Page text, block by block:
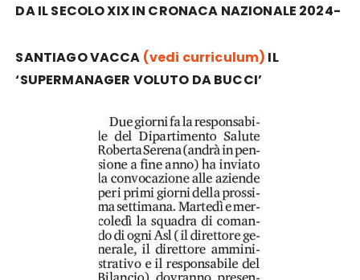
DA IL SECOLO XIX IN CRONACA NAZIONALE 2024-
SANTIAGO VACCA (vedi curriculum) IL
‘SUPERMANAGER VOLUTO DA BUCCI’